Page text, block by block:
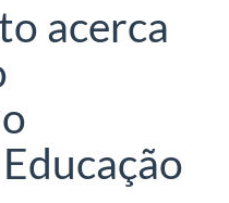
acerca